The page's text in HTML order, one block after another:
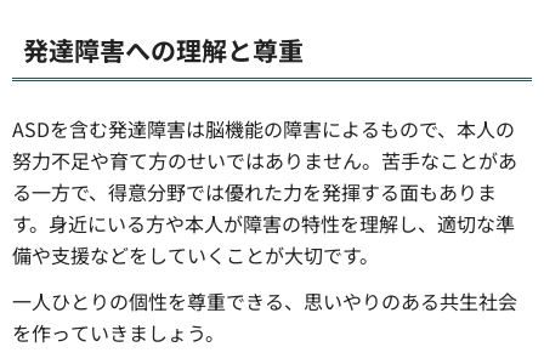
発達障害への理解と尊重
ASDを含む発達障害は脳機能の障害によるもので、本人の
努力不足や育て方のせいではありません。苦手なことがあ
る一方で、得意分野では優れた力を発揮する面もありま
す。身近にいる方や本人が障害の特性を理解し、適切な準
備や支援などをしていくことが大切です。
一人ひとりの個性を尊重できる、思いやりのある共生社会
を作っていきましょう。